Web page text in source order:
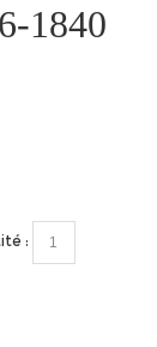
1840
: